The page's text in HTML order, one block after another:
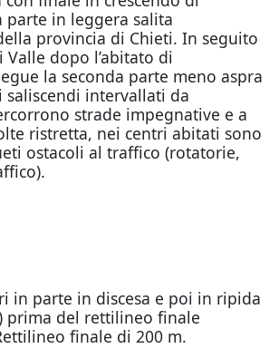
parte in leggera salita
provincia di Chieti. In seguito
Valle dopo l’abitato di
la seconda parte meno aspra
intervallati da
strade impegnative e a
ristretta, nei centri abitati sono
ostacoli al traffico (rotatorie,
in parte in discesa e poi in ripida
prima del rettilineo finale
finale di 200 m.